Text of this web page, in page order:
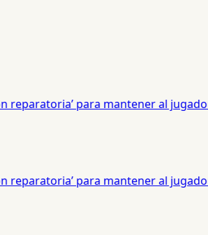
para mantener al jugador •
para mantener al jugador •